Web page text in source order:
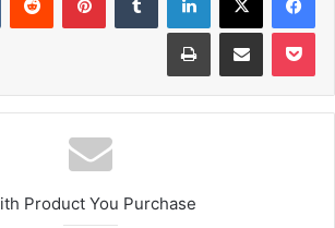
‫Pocket مشاركة عبر البريد طباعة
Product You Purchase